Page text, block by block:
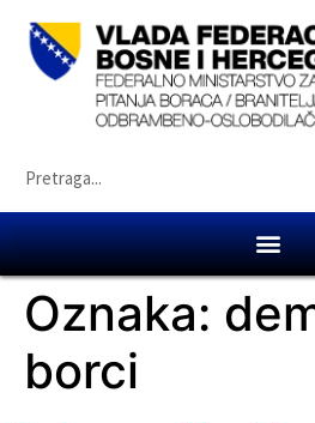
Oznaka:
borci